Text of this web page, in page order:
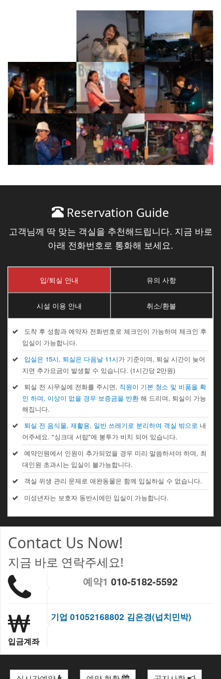
Reservation Guide
고객님께 딱 맞는 객실을 추천해드립니다. 지금 바로
아래 전화번호로 통화해 보세요.
입/퇴실 안내 유의 사항
시설 이용 안내 취소/환불
도착 후 성함과 예약자 전화번호로 체크인이 가능하며 체크인 후
입실이 가능합니다.
입실은 15시, 퇴실은 다음날 11시가 기준이며, 퇴실 시간이 늦어
지면 추가요금이 발생할 수 있습니다. (1시간당 2만원)
퇴실 전 사무실에 전화를 주시면, 직원이 기본 청소 및 비품을 확
인 하며, 이상이 없을 경우 보증금을 반환해 드리며, 퇴실이 가능
해집니다.
퇴실 전 음식물, 재활용, 일반 쓰레기로 분리하여 객실 밖으로 내
어주세요. "싱크대 서랍"에 봉투가 비치 되어 있습니다.
예약인원에서 인원이 추가되었을 경우 미리 말씀하셔야 하며, 최
대인원 초과시는 입실이 불가능합니다.
객실 위생 관리 문제로 애완동물은 함께 입실하실 수 없습니다.
미성년자는 보호자 동반시에만 입실이 가능합니다.
Contact Us Now!
지금 바로 연락주세요!
예약1 010-5182-5592
입금계좌
기업 01052168802 김은경(넙치민박)